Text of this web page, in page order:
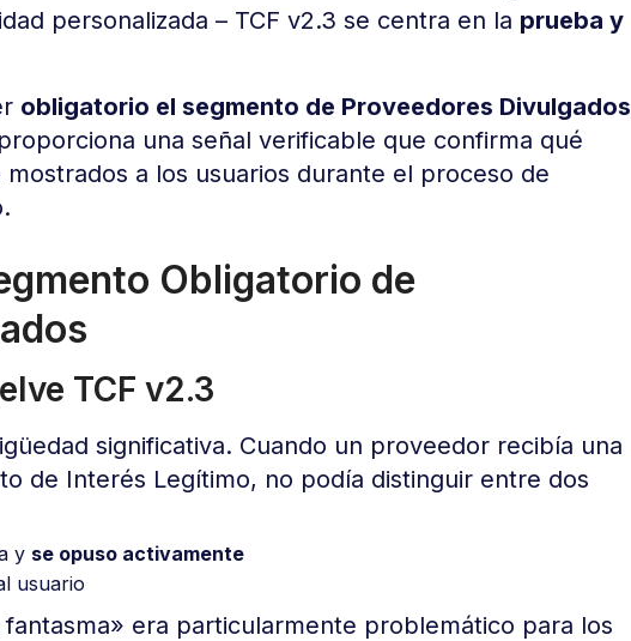
personalizada – TCF v2.3 se centra en la prueba y
obligatorio el segmento de Proveedores Divulgados
una señal verificable que confirma qué
a los usuarios durante el proceso de
Obligatorio de
TCF v2.3
significativa. Cuando un proveedor recibía una
de Interés Legítimo, no podía distinguir entre dos
y se opuso activamente
usuario
era particularmente problemático para los